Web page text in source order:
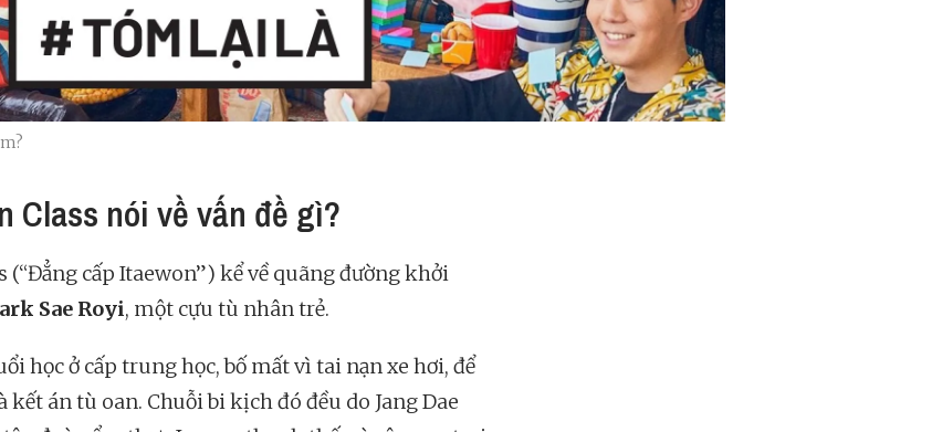
Class nói về vấn đề gì?
(“Đẳng cấp Itaewon”) kể về quãng đường khởi
Sae Royi, một cựu tù nhân trẻ.
học ở cấp trung học, bố mất vì tai nạn xe hơi, để
kết án tù oan. Chuỗi bi kịch đó đều do Jang Dae